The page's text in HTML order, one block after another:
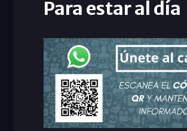
Para estar al día